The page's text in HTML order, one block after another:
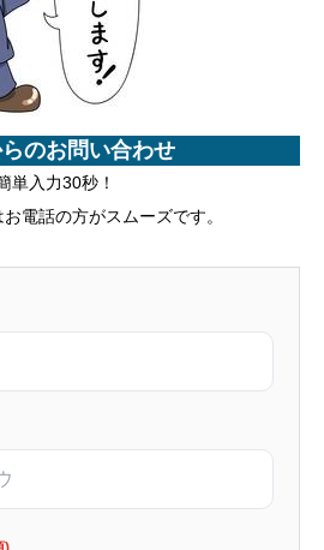
のお問い合わせ
単入力30秒！
電話の方がスムーズです。